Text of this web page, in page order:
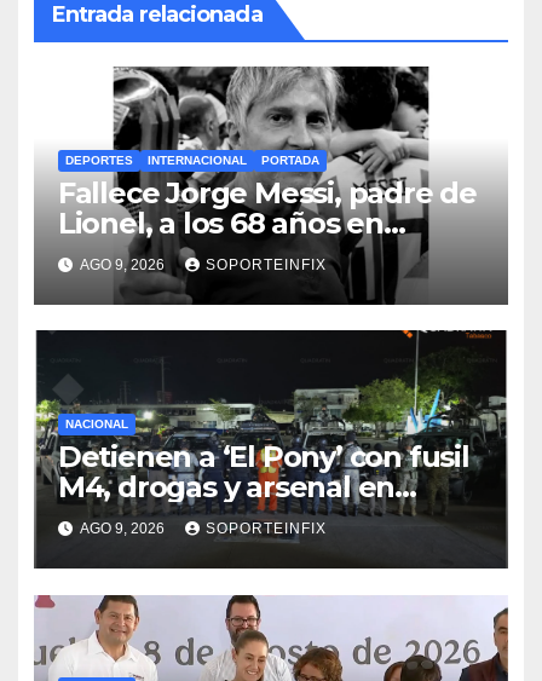
Entrada relacionada
DEPORTES INTERNACIONAL PORTADA
Fallece Jorge Messi, padre de
Lionel, a los 68 años en
Rosario
AGO 9, 2026 SOPORTEINFIX
NACIONAL
Detienen a ‘El Pony’ con fusil
M4, drogas y arsenal en
carretera de Tabasco
AGO 9, 2026 SOPORTEINFIX